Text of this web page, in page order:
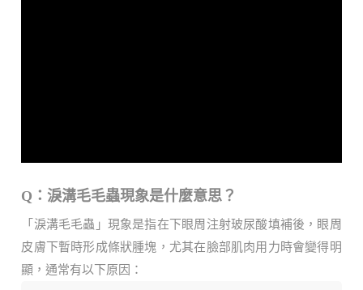
Q：淚溝毛毛蟲現象是什麼意思？
「淚溝毛毛蟲」現象是指在下眼周注射玻尿酸填補後，眼周
皮膚下暫時形成條狀腫塊，尤其在臉部肌肉用力時會變得明
顯，通常有以下原因：